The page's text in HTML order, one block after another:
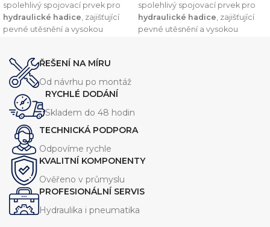
spolehlivý spojovací prvek pro
hydraulické hadice, zajišťující
pevné utěsnění a vysokou
kvalitním materiálům nabízí
dlouhou životnost a
kompatibilitu s širokou škálou
hydraulických systémů.
spolehlivý spojovací prvek pro
hydraulické hadice, zajišťující
pevné utěsnění a vysokou
ŘEŠENÍ NA MÍRU
Od návrhu po montáž
RYCHLÉ DODÁNÍ
Skladem do 48 hodin
TECHNICKÁ PODPORA
Odpovíme rychle
KVALITNÍ KOMPONENTY
Ověřeno v průmyslu
PROFESIONÁLNÍ SERVIS
Hydraulika i pneumatika